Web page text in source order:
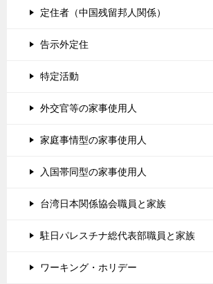
定住者（中国残留邦人関係）
告示外定住
特定活動
外交官等の家事使用人
家庭事情型の家事使用人
入国帯同型の家事使用人
台湾日本関係協会職員と家族
駐日パレスチナ総代表部職員と家族
ワーキング・ホリデー